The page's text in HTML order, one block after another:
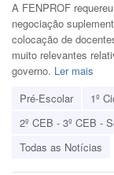
A FENPROF
negociação
colocação de
muito relevantes
governo. Ler mais
Pré-Escolar
1º
2º CEB - 3º CEB -
Todas as Notícias